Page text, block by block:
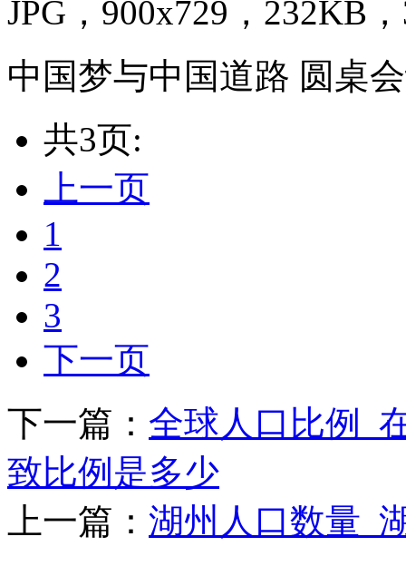
JPG，900x729，232KB
中国梦与中国道路 圆桌
共3页:
上一页
1
2
3
下一页
下一篇： 全球人口比例_
致比例是多少
上一篇： 湖州人口数量_